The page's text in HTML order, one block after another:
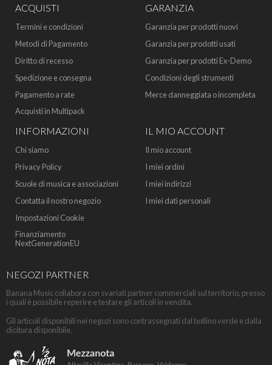
ACQUISTI
Termini e condizioni
Metodi di Pagamento
Diritto di recesso
Spedizione e consegna
Pagamento a rate
Acquisti in Multipack
GARANZIA
Garanzia per prodotti nuovi
Garanzia per prodotti usati
Garanzia per prodotti Ex-Demo
Condizioni degli strumenti
Merce danneggiata o incompleta
INFORMAZIONI
Chi siamo
Privacy Policy
Scuole di musica e associazioni
Contatta il nostro negozio
Impostazioni Cookie
Finanziamento
NextGenerationEU
IL MIO ACCOUNT
Il mio account
I miei ordini
I miei indirizzi
I miei dati personali
NEGOZI PARTNER
Banana Music collabora con svariati partner commerciali sul territorio, presso
i quali è possibile reperire e testare gli articoli in vendita.
Gli articoli disponibili nei negozi sono contrassegnati dal bollino verde e dalla
dicitura disponibile.